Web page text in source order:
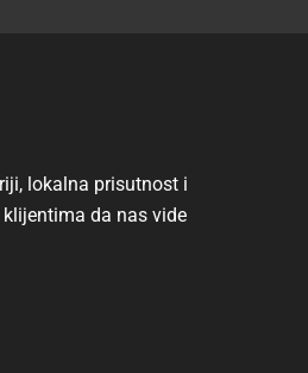
lokalna prisutnost i
da nas vide